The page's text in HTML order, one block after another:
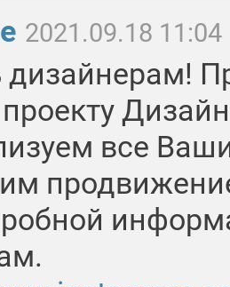
2021.09.18 11:04
дизайнерам!
все